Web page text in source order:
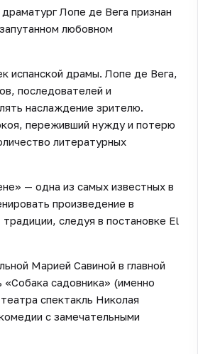
Лопе де Вега признан
любовном
испанской драмы. Лопе де Вега,
последователей и
наслаждение зрителю.
переживший нужду и потерю
литературных
— одна из самых известных в
произведение в
следуя в постановке El
Марией Савиной в главной
садовника» (именно
спектакль Николая
с замечательными